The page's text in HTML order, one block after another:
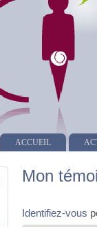
ACCUEIL
Mon
Identifiez-vous